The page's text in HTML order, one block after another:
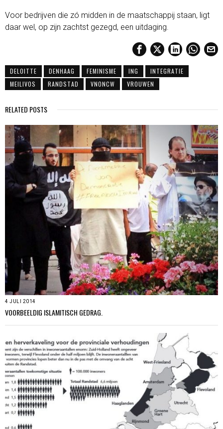
Voor bedrijven die zó midden in de maatschappij staan, ligt
daar wel, op zijn zachtst gezegd, een uitdaging.
DELOITTE DENHAAG FEMINISME ING
INTEGRATIE
MEILIVOS
RANDSTAD VNONCW VROUWEN
RELATED POSTS
4 JULI 2014
VOORBEELDIG ISLAMITISCH GEDRAG.